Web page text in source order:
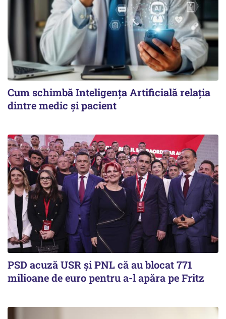
Cum schimbă Inteligența Artificială relația
dintre medic și pacient
PSD acuză USR și PNL că au blocat 771
milioane de euro pentru a-l apăra pe Fritz